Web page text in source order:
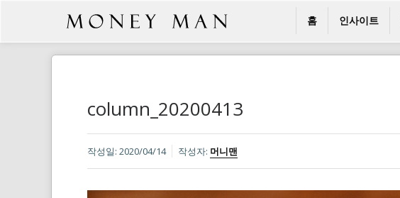
홈 인사이트
column_20200413
작성일: 2020/04/14 작성자: 머니맨